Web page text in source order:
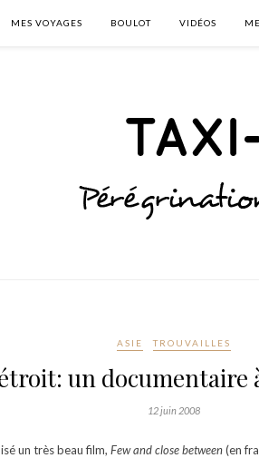
MES VOYAGES BOULOT VIDÉOS
ASIE TROUVAILLES
un documentaire
12 juin 2008
un très beau film, Few and close between(en